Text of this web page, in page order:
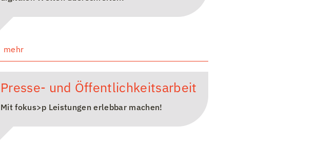
mehr
Presse- und Öffentlichkeitsarbeit
Mit fokus>p Leistungen erlebbar machen!